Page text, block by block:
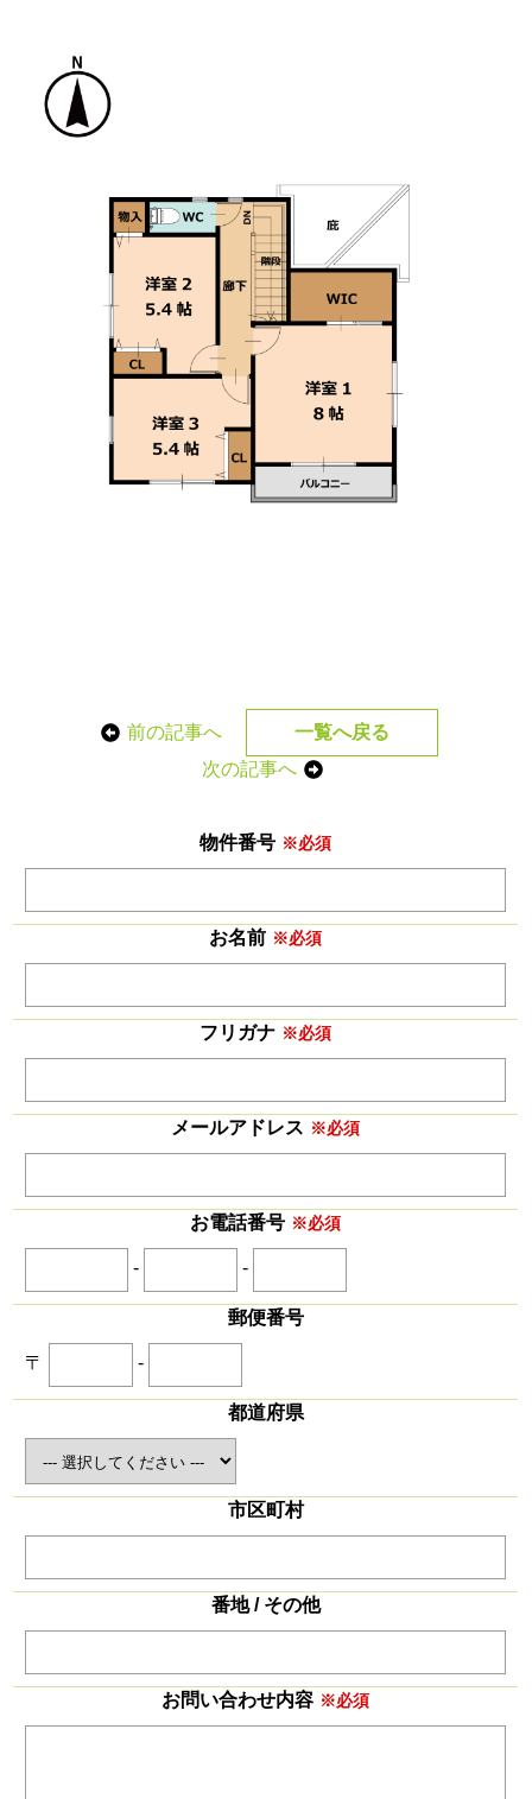
前の記事へ
一覧へ戻る
次の記事へ
物件番号 ※必須
お名前 ※必須
フリガナ ※必須
メールアドレス ※必須
お電話番号 ※必須
- -
郵便番号
〒 -
都道府県
市区町村
番地 / その他
お問い合わせ内容 ※必須